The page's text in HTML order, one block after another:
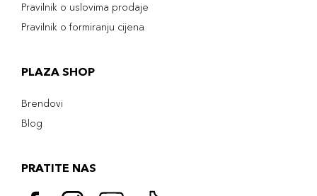
Pravilnik o uslovima prodaje
Pravilnik o formiranju cijena
PLAZA SHOP
Brendovi
Blog
PRATITE NAS